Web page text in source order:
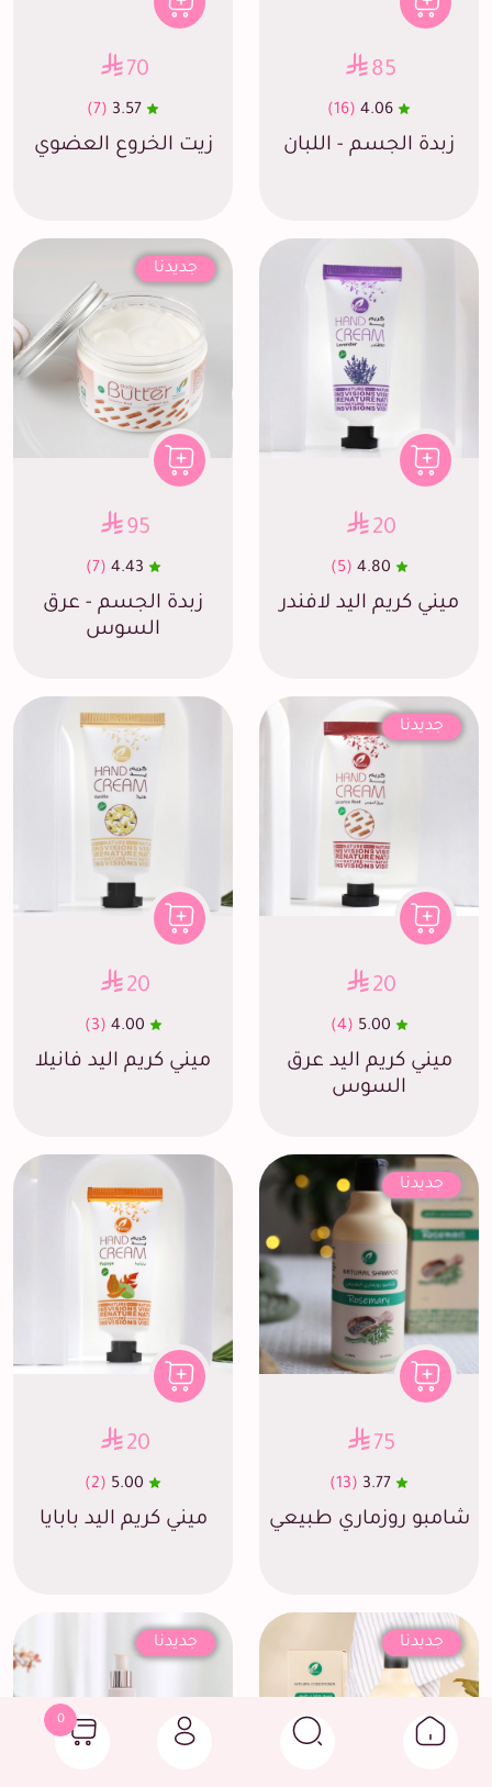
85
4.06
(16)
زبدة الجسم - اللبان
70
3.57
(7)
زيت الخروع العضوي
20
4.80
(5)
ميني كريم اليد لافندر
جديدنا
95
4.43
(7)
زبدة الجسم - عرق
السوس
جديدنا
20
5.00
(4)
ميني كريم اليد عرق
السوس
20
4.00
(3)
ميني كريم اليد فانيلا
جديدنا
75
3.77
(13)
شامبو روزماري طبيعي
20
5.00
(2)
ميني كريم اليد بابايا
جديدنا جديدنا
0